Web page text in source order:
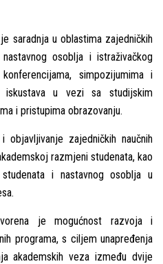
saradnja u oblastima zajedničkih
osoblja i istraživačkog
simpozijumima i
iskustava u vezi sa studijskim
i pristupima obrazovanju.
zajedničkih naučnih
razmjeni studenata, kao
i nastavnog osoblja u
je mogućnost razvoja i
programa, s ciljem unapređenja
akademskih veza između dvije